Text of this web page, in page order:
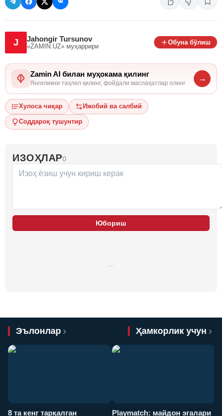
J Jahongir Tursunov
«ZAMIN.UZ» муҳаррири
Обуна бўлиш
Zamin AI билан муҳокама қилинг
Янгиликни таҳлил қилинг, фойдали маслаҳатлар олинг
→
Хулоса чиқар Ижобий ва салбий
Соддароқ тушунтир
ИЗОҲЛАР0
Юбориш
Эълонлар Ҳамкорлик учун
8 та кенг тарқалган
Playmatch: майдон эгалари